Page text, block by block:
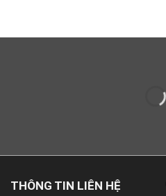
THÔNG TIN LIÊN HỆ